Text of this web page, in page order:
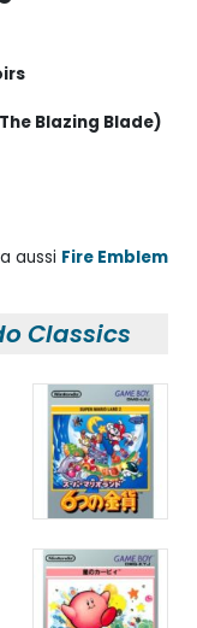
Blazing Blade)
aussi Fire Emblem
Classics